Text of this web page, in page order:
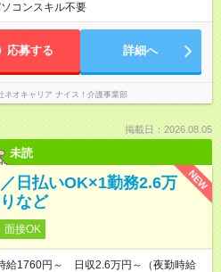
コンスキル不要
応募する 詳細へ
ネオキャリア ナイス！介護事業部
掲載日：2026.08.05
未読
NEW
日払いOK×1勤務2.6万
など
面接OK
1760円～ 日収2.6万円～（夜勤時給